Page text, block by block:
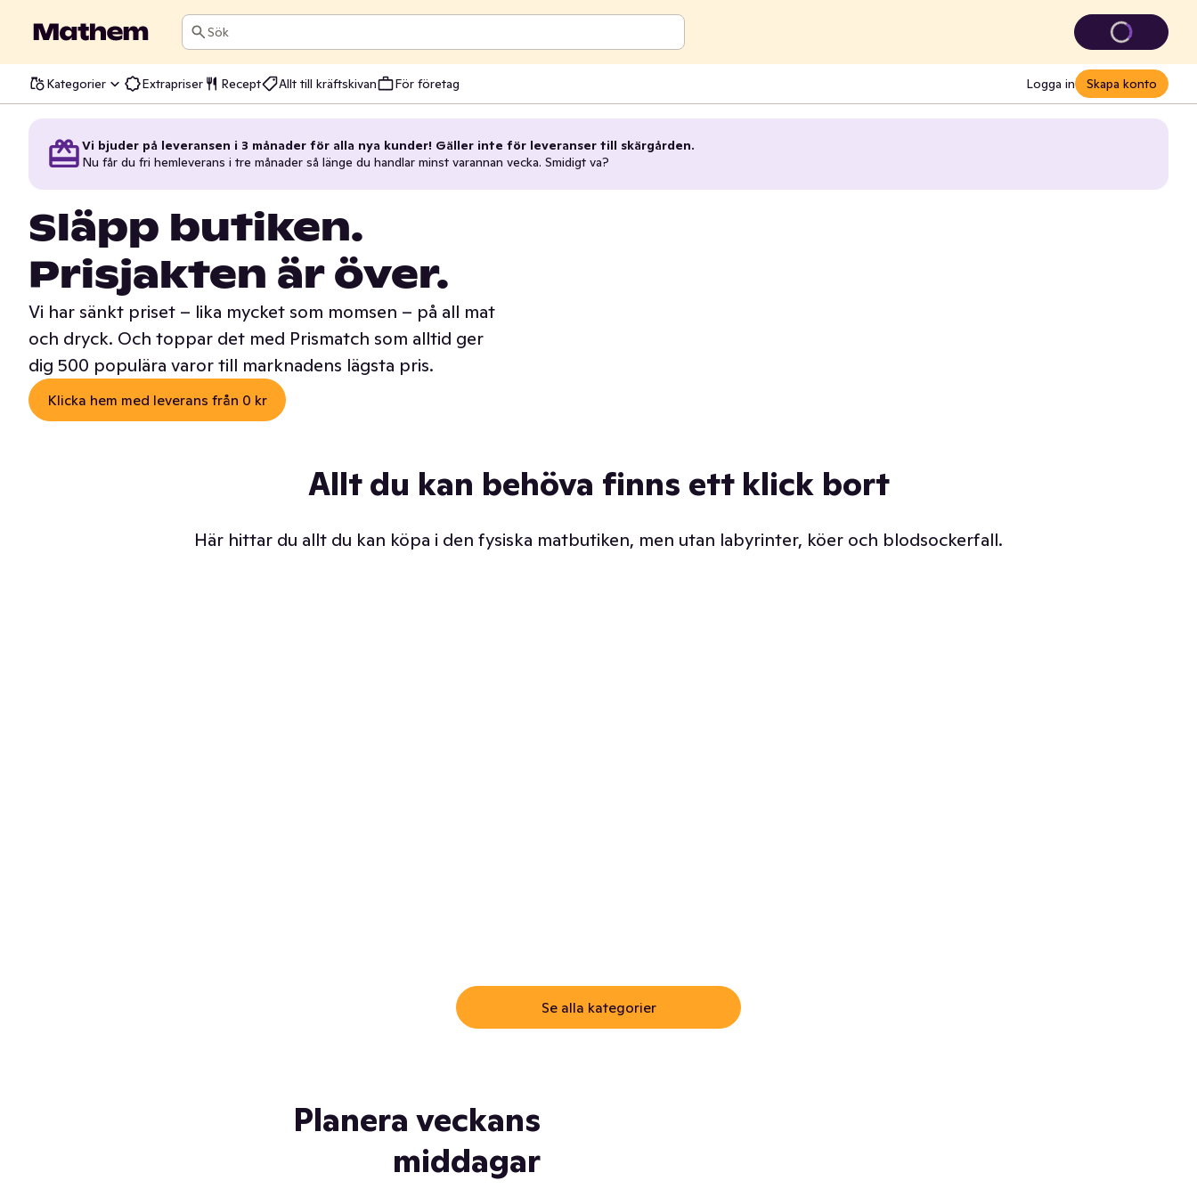
Sök
Kategorier Extrapriser Recept Allt till kräftskivan För företag Logga in Skapa konto
Vi bjuder på leveransen i 3 månader för alla nya kunder! Gäller inte för leveranser till skärgården.
Nu får du fri hemleverans i tre månader så länge du handlar minst varannan vecka. Smidigt va?
Släpp butiken.
Prisjakten är över.
Vi har sänkt priset – lika mycket som momsen – på all mat
och dryck. Och toppar det med Prismatch som alltid ger
dig 500 populära varor till marknadens lägsta pris.
Klicka hem med leverans från 0 kr
Allt du kan behöva finns ett klick bort
Här hittar du allt du kan köpa i den fysiska matbutiken, men utan labyrinter, köer och blodsockerfall.
Se alla kategorier
Planera veckans
middagar